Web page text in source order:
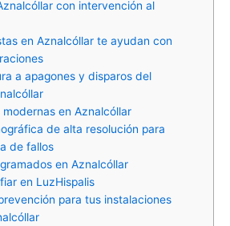
con intervención al
en Aznalcóllar te ayudan con
a apagones y disparos del
en Aznalcóllar
de alta resolución para
de fallos
en Aznalcóllar
en LuzHispalis
para tus instalaciones